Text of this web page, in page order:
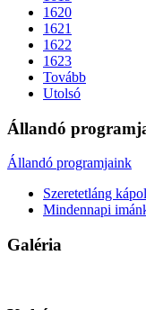
1620
1621
1622
1623
Tovább
Utolsó
Állandó
Állandó programjaink
Szeretetláng
Mindennapi
Galéria